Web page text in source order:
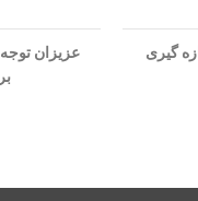
گیری
عزیزان توجه